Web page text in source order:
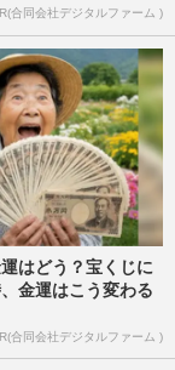
合同会社デジタルファーム )
はどう？宝くじに
金運はこう変わる
合同会社デジタルファーム )